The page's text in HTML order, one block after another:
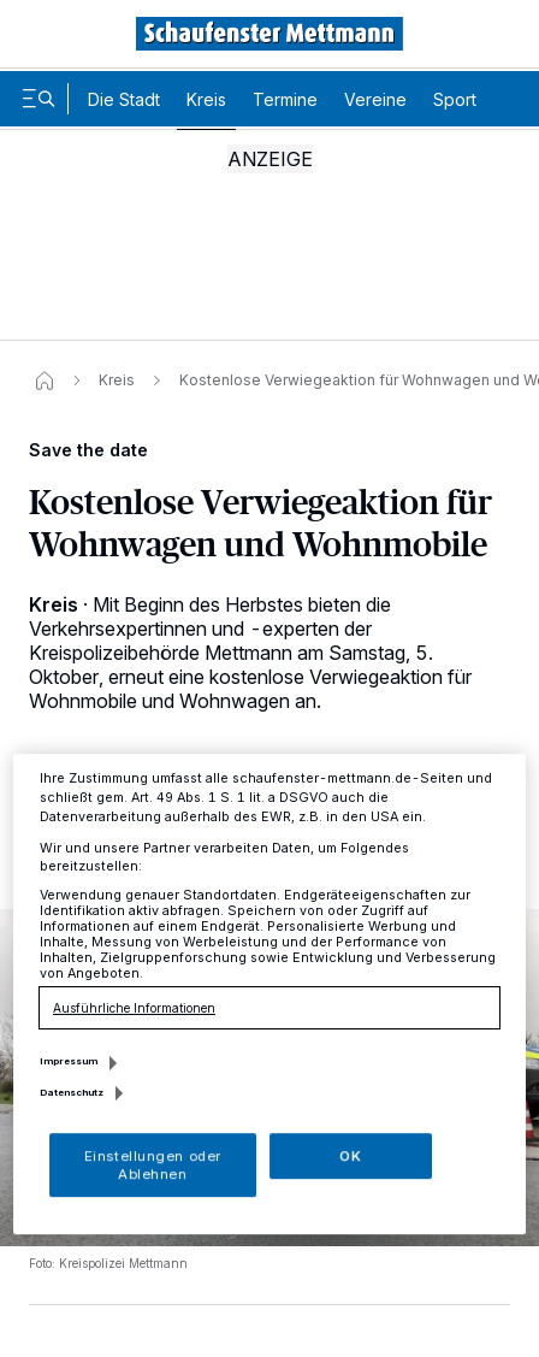
Die Stadt Kreis Termine Vereine Sport
Kreis Kostenlose Verwiegeaktion für Wohnwagen und
Save the date
Kostenlose Verwiegeaktion für
Wohnwagen und Wohnmobile
Kreis · Mit Beginn des Herbstes bieten die
Verkehrsexpertinnen und -experten der
Kreispolizeibehörde Mettmann am Samstag, 5.
Oktober, erneut eine kostenlose Verwiegeaktion für
Wohnmobile und Wohnwagen an.
25.09.2024 , 12:16 Uhr Eine Minute Lesezeit
Foto: Kreispolizei Mettmann
Wir und unsere
-Partner speichern und greifen auf
personenbezogene Daten wie Browserdaten oder eindeutige
Tracking-Technologien für die unter „Wir und unsere Partner
verarbeiten Daten, um Ihnen Dienste bereitzustellen“ aufgeführten
Zwecke. Wenn Tracker deaktiviert sind, sind manche Inhalte und
Anzeigen möglicherweise nicht mehr so relevant für Sie. Sie können
dieses Menü jederzeit wieder aufrufen, um Ihre Einstellungen zu
ändern oder Ihre Einwilligung zu widerrufen, indem Sie auf den Link
Einstellungen oder Ablehnen am unteren Rand der Webseite klicken.
Ihre Zustimmung umfasst alle schaufenster-mettmann.de-Seiten und
schließt gem. Art. 49 Abs. 1 S. 1 lit. a DSGVO auch die
Datenverarbeitung außerhalb des EWR, z.B. in den USA ein.
Wir und unsere Partner verarbeiten Daten, um Folgendes
bereitzustellen:
Verwendung genauer Standortdaten. Endgeräteeigenschaften zur
Identifikation aktiv abfragen. Speichern von oder Zugriff auf
Informationen auf einem Endgerät. Personalisierte Werbung und
Inhalte, Messung von Werbeleistung und der Performance von
Inhalten, Zielgruppenforschung sowie Entwicklung und Verbesserung
von Angeboten.
Ausführliche Informationen
Impressum
Datenschutz
Einstellungen oder
Ablehnen
OK